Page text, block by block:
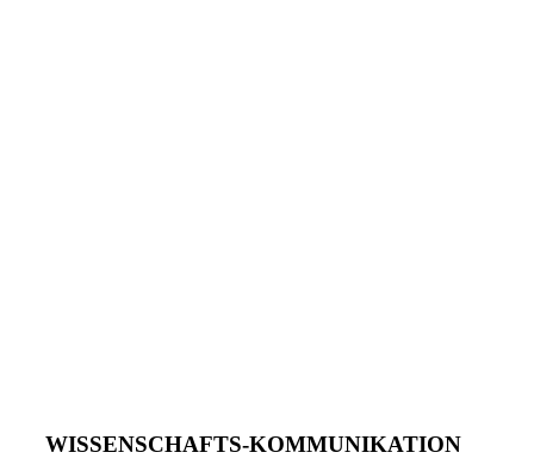
WISSENSCHAFTS-KOMMUNIKATION